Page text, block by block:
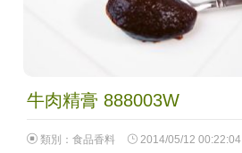
牛肉精膏 888003W
類別： 食品香料 2014/05/12 00:22:04